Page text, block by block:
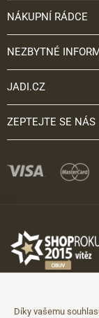
NÁKUPNÍ RÁDCE
NEZBYTNÉ
JADI.CZ
ZEPTEJTE SE NÁS
Díky vašemu